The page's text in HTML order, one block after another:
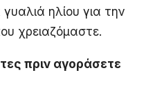
ηλίου για την
χρειαζόμαστε.
πριν αγοράσετε